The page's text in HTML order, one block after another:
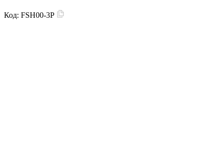
Код: FSH00-3P